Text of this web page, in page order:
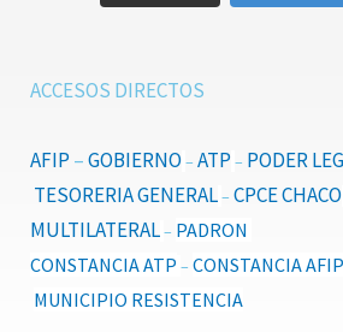
ACCESOS DIRECTOS
AFIP–GOBIERNO – ATP– PODER
TESORERIA GENERAL– CPCE CHACO
MULTILATERAL– PADRON
CONSTANCIA ATP – CONSTANCIA AFIP
MUNICIPIO RESISTENCIA